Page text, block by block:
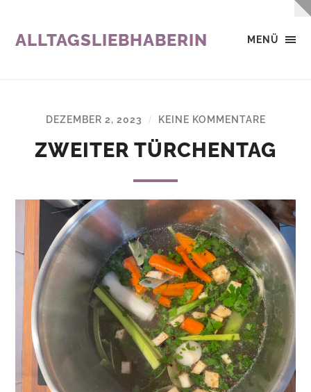
MENÜ
ALLTAGSLIEBHABERIN
DEZEMBER 2, 2023 / KEINE KOMMENTARE
ZWEITER TÜRCHENTAG